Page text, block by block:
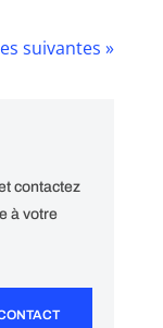
suivantes »
contactez
à votre